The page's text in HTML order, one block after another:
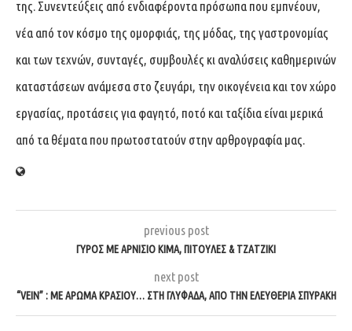
της. Συνεντεύξεις από ενδιαφέροντα πρόσωπα που εμπνέουν,
νέα από τον κόσμο της ομορφιάς, της μόδας, της γαστρονομίας
και των τεχνών, συνταγές, συμβουλές κι αναλύσεις καθημερινών
καταστάσεων ανάμεσα στο ζευγάρι, την οικογένεια και τον χώρο
εργασίας, προτάσεις για φαγητό, ποτό και ταξίδια είναι μερικά
από τα θέματα που πρωτοστατούν στην αρθρογραφία μας.
previous post
ΓΎΡΟΣ ΜΕ ΑΡΝΊΣΙΟ ΚΙΜΆ, ΠΙΤΟΎΛΕΣ & ΤΖΑΤΖΊΚΙ
next post
“VEIN” : ΜΕ ΆΡΩΜΑ ΚΡΑΣΙΟΎ… ΣΤΗ ΓΛΥΦΆΔΑ, ΑΠΌ ΤΗΝ ΕΛΕΥΘΕΡΊΑ ΣΠΥΡΆΚΗ